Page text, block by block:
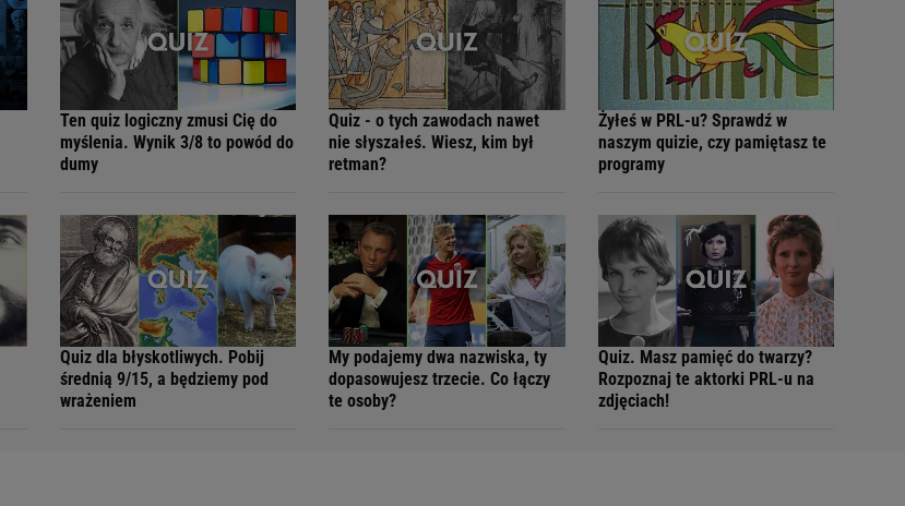
Ten quiz logiczny zmusi Cię do
myślenia. Wynik 3/8 to powód do
dumy
Quiz - o tych zawodach nawet
nie słyszałeś. Wiesz, kim był
retman?
Żyłeś w PRL-u? Sprawdź w
naszym quizie, czy pamiętasz te
programy
Quiz dla błyskotliwych. Pobij
średnią 9/15, a będziemy pod
wrażeniem
My podajemy dwa nazwiska, ty
dopasowujesz trzecie. Co łączy
te osoby?
Quiz. Masz pamięć do twarzy?
Rozpoznaj te aktorki PRL-u na
zdjęciach!